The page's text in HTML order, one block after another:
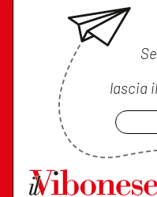
lascia